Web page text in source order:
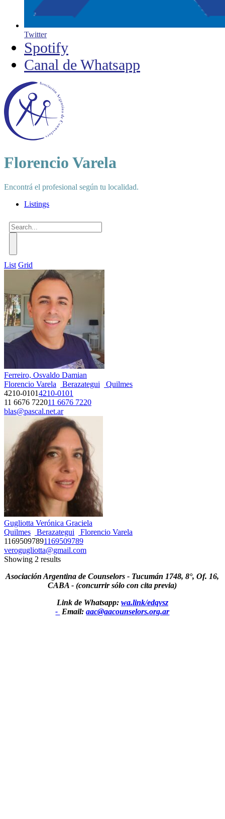
Twitter
Spotify
Canal de Whatsapp
Florencio Varela
Encontrá el profesional según tu localidad.
Listings
List Grid
Ferreiro, Osvaldo Damian
Florencio Varela
Berazategui
Quilmes
4210-01014210-0101
11 6676 722011 6676 7220
blas@pascal.net.ar
Gugliotta Verónica Graciela
Quilmes
Berazategui
Florencio Varela
11695097891169509789
verogugliotta@gmail.com
Showing 2 results
Asociación Argentina de Counselors - Tucumán 1748, 8°, Of. 16,
CABA - (concurrir sólo con cita previa)
Link de Whatsapp: wa.link/edqvsz
- Email:aac@aacounselors.org.ar